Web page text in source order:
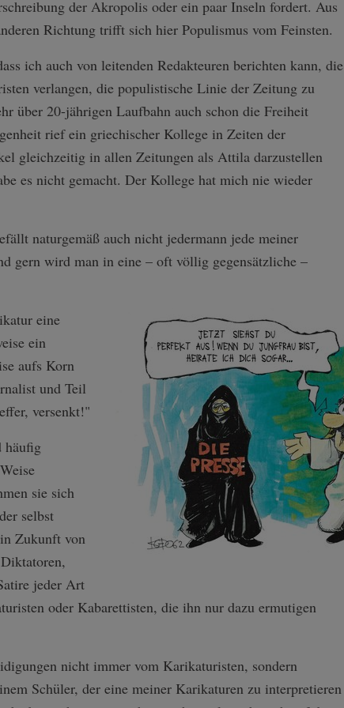
der Akropolis oder ein paar Inseln fordert. Aus
Richtung trifft sich hier Populismus vom Feinsten.
ich auch von leitenden Redakteuren berichten kann, die
verlangen, die populistische Linie der Zeitung zu
über 20-jährigen Laufbahn auch schon die Freiheit
rief ein griechischer Kollege in Zeiten der
gleichzeitig in allen Zeitungen als Attila darzustellen
es nicht gemacht. Der Kollege hat mich nie wieder
naturgemäß auch nicht jedermann jede meiner
gern wird man in eine – oft völlig gegensätzliche –
eine
ein
aufs Korn
und Teil
versenkt!"
häufig
sie sich
selbst
Zukunft von
jeder Art
oder Kabarettisten, die ihn nur dazu ermutigen
nicht immer vom Karikaturisten, sondern
Schüler, der eine meiner Karikaturen zu interpretieren